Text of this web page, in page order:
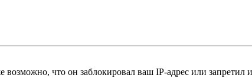
что он заблокировал ваш IP-адрес или запретил